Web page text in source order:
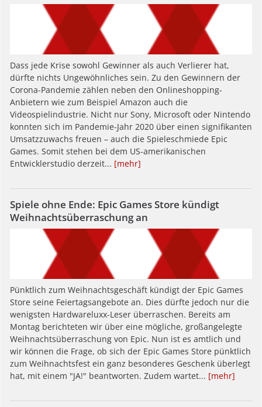
Dass jede Krise sowohl Gewinner als auch Verlierer hat,
dürfte nichts Ungewöhnliches sein. Zu den Gewinnern der
Corona-Pandemie zählen neben den Onlineshopping-
Anbietern wie zum Beispiel Amazon auch die
Videospielindustrie. Nicht nur Sony, Microsoft oder Nintendo
konnten sich im Pandemie-Jahr 2020 über einen signifikanten
Umsatzzuwachs freuen – auch die Spieleschmiede Epic
Games. Somit stehen bei dem US-amerikanischen
Entwicklerstudio derzeit... [mehr]
Spiele ohne Ende: Epic Games Store kündigt
Weihnachtsüberraschung an
Pünktlich zum Weihnachtsgeschäft kündigt der Epic Games
Store seine Feiertagsangebote an. Dies dürfte jedoch nur die
wenigsten Hardwareluxx-Leser überraschen. Bereits am
Montag berichteten wir über eine mögliche, großangelegte
Weihnachtsüberraschung von Epic. Nun ist es amtlich und
wir können die Frage, ob sich der Epic Games Store pünktlich
zum Weihnachtsfest ein ganz besonderes Geschenk überlegt
hat, mit einem "JA!" beantworten. Zudem wartet... [mehr]